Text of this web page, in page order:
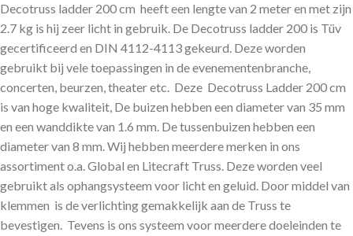
Decotruss ladder 200 cm heeft een lengte van 2 meter en met zijn
2.7 kg is hij zeer licht in gebruik. De Decotruss ladder 200 is Tüv
gecertificeerd en DIN 4112-4113 gekeurd. Deze worden
gebruikt bij vele toepassingen in de evenementenbranche,
concerten, beurzen, theater etc. Deze Decotruss Ladder 200 cm
is van hoge kwaliteit, De buizen hebben een diameter van 35 mm
en een wanddikte van 1.6 mm. De tussenbuizen hebben een
diameter van 8 mm. Wij hebben meerdere merken in ons
assortiment o.a. Global en Litecraft Truss. Deze worden veel
gebruikt als ophangsysteem voor licht en geluid. Door middel van
klemmen is de verlichting gemakkelijk aan de Truss te
bevestigen. Tevens is ons systeem voor meerdere doeleinden te